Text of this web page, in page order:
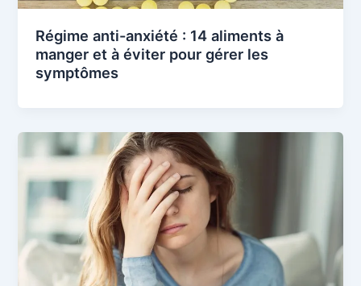
Régime anti-anxiété : 14 aliments à
manger et à éviter pour gérer les
symptômes